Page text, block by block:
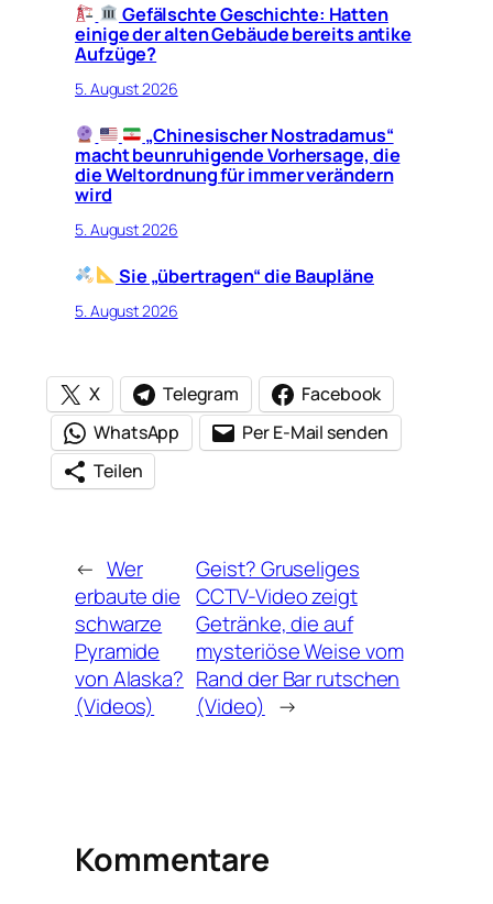
Gefälschte Geschichte: Hatten
einige der alten Gebäude bereits antike
Aufzüge?
5. August 2026
„Chinesischer Nostradamus“
macht beunruhigende Vorhersage, die
die Weltordnung für immer verändern
wird
5. August 2026
Sie „übertragen“ die Baupläne
5. August 2026
X Telegram
Facebook
WhatsApp
Per E-Mail senden
Teilen
← Wer
erbaute die
schwarze
Pyramide
von Alaska?
(Videos)
Geist? Gruseliges
CCTV-Video zeigt
Getränke, die auf
mysteriöse Weise vom
Rand der Bar rutschen
(Video) →
Kommentare